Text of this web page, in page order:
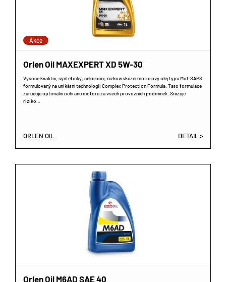
Akce
Orlen Oil MAXEXPERT XD 5W-30
Vysoce kvalitní, syntetický, celoroční, nízkoviskózní motorový olej typu Mid-SAPS
formulovaný na unikátní technologii Complex Protection Formula. Tato formulace
zaručuje optimální ochranu motoru za všech provozních podmínek. Snižuje
riziko…
ORLEN OIL DETAIL >
Orlen Oil M6AD SAE 40